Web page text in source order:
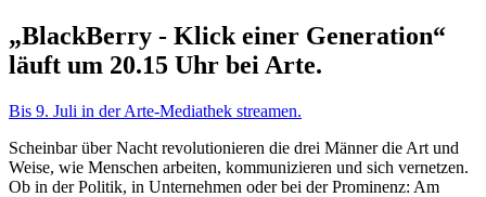
„BlackBerry - Klick einer Generation“
läuft um 20.15 Uhr bei Arte.
Bis 9. Juli in der Arte-Mediathek streamen.
Scheinbar über Nacht revolutionieren die drei Männer die Art und
Weise, wie Menschen arbeiten, kommunizieren und sich vernetzen.
Ob in der Politik, in Unternehmen oder bei der Prominenz: Am